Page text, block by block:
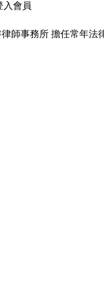
入會員
師事務所 擔任常年法